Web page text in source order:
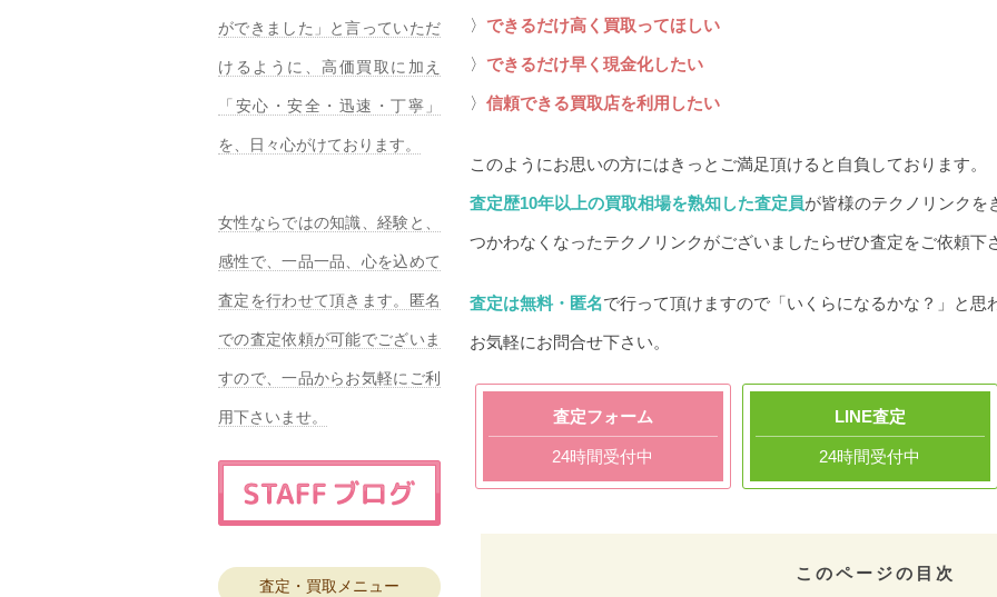
〉 できるだけ高く買取ってほしい
〉 できるだけ早く現金化したい
〉 信頼できる買取店を利用したい
このようにお思いの方にはきっとご満足頂けると自負しております。
査定歴10年以上の買取相場を熟知した査定員が皆様のテクノリンクを
つかわなくなったテクノリンクがございましたらぜひ査定をご依頼下
査定は無料・匿名で行って頂けますので「いくらになるかな？」と思
お気軽にお問合せ下さい。
査定フォーム
24時間受付中
LINE査定
24時間受付中
このページの目次
ができました」と言っていただ
けるように、高価買取に加え
「安心・安全・迅速・丁寧」
を、日々心がけております。
女性ならではの知識、経験と、
感性で、一品一品、心を込めて
査定を行わせて頂きます。匿名
での査定依頼が可能でございま
すので、一品からお気軽にご利
用下さいませ。
査定・買取メニュー